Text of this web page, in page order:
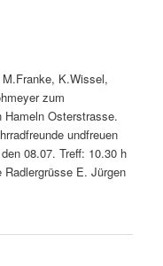
K.Wissel,
zum
Hameln Osterstrasse.
undfreuen
08.07. Treff: 10.30 h
E. Jürgen